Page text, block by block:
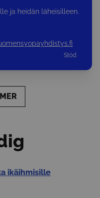
ja heidän läheisilleen.
Stöd
ikäihmisille